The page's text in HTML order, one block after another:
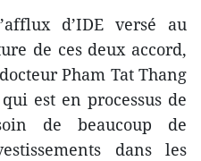
d’IDE versé au
de ces deux accord,
Pham Tat Thang
est en processus de
de beaucoup de
dans les